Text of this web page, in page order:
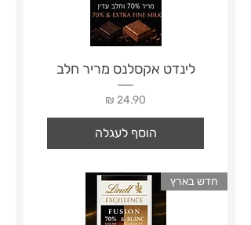
לינדט אקסלנס מריר חלב
מחיר
הוסף לעגלה
חדש בארץ